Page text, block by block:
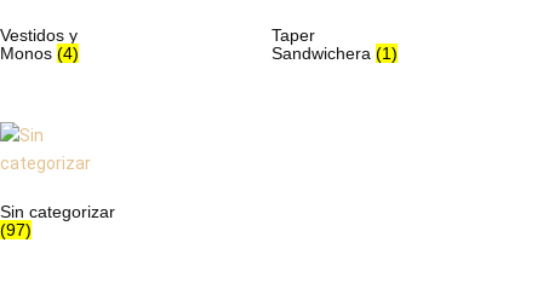
Vestidos y
Monos (4)
Taper
Sandwichera (1)
Sin categorizar
(97)